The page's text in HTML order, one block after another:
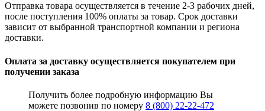
Отправка товара осуществляется в течение 2-3 рабочих дней,
после поступления 100% оплаты за товар. Срок доставки
зависит от выбранной транспортной компании и региона
доставки.
Оплата за доставку осуществляется покупателем при
получении заказа
Получить более подробную информацию Вы
можете позвонив по номеру 8 (800) 22-22-472